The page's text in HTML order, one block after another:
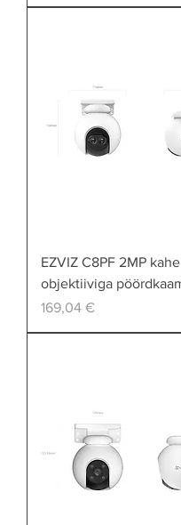
EZVIZ C8PF 2MP kahe
objektiiviga
Price
169,04 €